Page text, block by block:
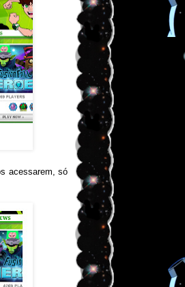
acessarem, só